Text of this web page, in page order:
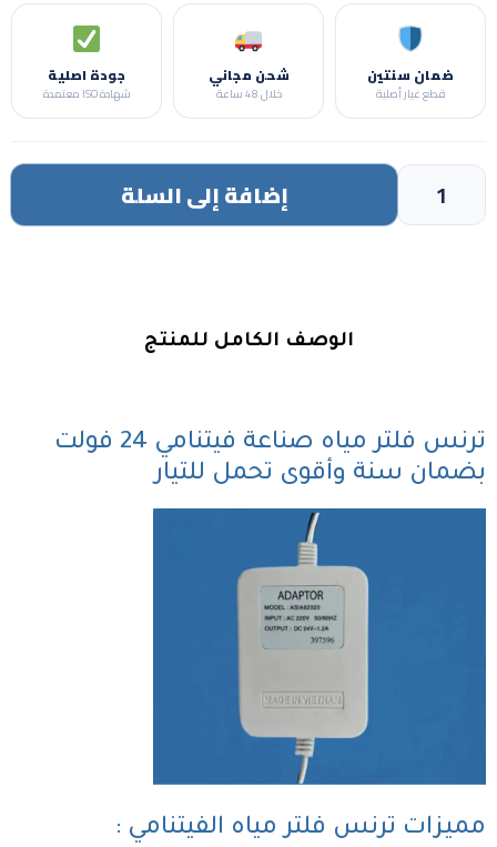
ضمان سنتين
قطع غيار أصلية
شحن مجاني
خلال 48 ساعة
جودة اصلية
شهادة ISO معتمدة
إضافة إلى السلة
الوصف الكامل للمنتج
ترنس فلتر مياه صناعة فيتنامي 24 فولت
بضمان سنة وأقوى تحمل للتيار
مميزات ترنس فلتر مياه الفيتنامي :